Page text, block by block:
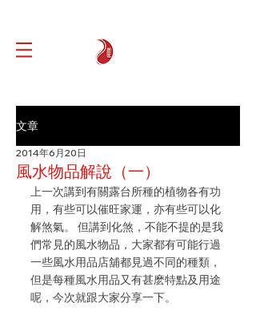
文章
風水物品解說（一）
2014年6月20日
上一次講到有關露台所種的植物各有功
用，有些可以催旺家運，亦有些可以化
解煞氣。 但講到化煞，不能不提的是我
們常見的風水物品，大家都有可能行過
一些風水用品店舖都見過不同的種類，
但是每種風水用品又有甚麽特點及用途
呢，今次就跟大家分享一下。